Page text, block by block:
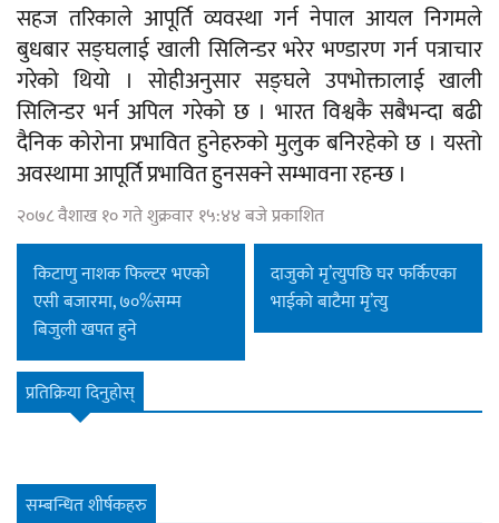
सहज तरिकाले आपूर्ति व्यवस्था गर्न नेपाल आयल निगमले
बुधबार सङ्घलाई खाली सिलिन्डर भरेर भण्डारण गर्न पत्राचार
गरेको थियो । सोहीअनुसार सङ्घले उपभोक्तालाई खाली
सिलिन्डर भर्न अपिल गरेको छ । भारत विश्वकै सबैभन्दा बढी
दैनिक कोरोना प्रभावित हुनेहरुको मुलुक बनिरहेको छ । यस्तो
अवस्थामा आपूर्ति प्रभावित हुनसक्ने सम्भावना रहन्छ ।
२०७८ वैशाख १० गते शुक्रवार १५:४४ बजे प्रकाशित
किटाणु नाशक फिल्टर भएको
एसी बजारमा, ७०%सम्म
बिजुली खपत हुने
दाजुको मृ’त्युपछि घर फर्किएका
भाईको बाटैमा मृ’त्यु
प्रतिक्रिया दिनुहोस्
सम्बन्धित शीर्षकहरु